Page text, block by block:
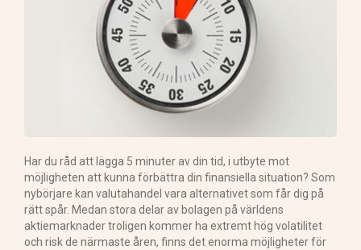
Har du råd att lägga 5 minuter av din tid, i utbyte mot
möjligheten att kunna förbättra din finansiella situation? Som
nybörjare kan valutahandel vara alternativet som får dig på
rätt spår. Medan stora delar av bolagen på världens
aktiemarknader troligen kommer ha extremt hög volatilitet
och risk de närmaste åren, finns det enorma möjligheter för